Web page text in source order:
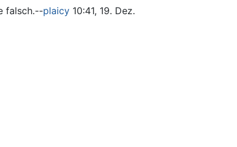
falsch.--plaicy10:41, 19. Dez.